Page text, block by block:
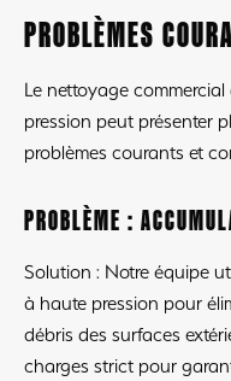
PROBLÈMES
Le nettoyage
pression peut présenter
problèmes courants et
PROBLÈME :
Solution : Notre équipe
à haute pression pour
débris des surfaces
charges strict pour